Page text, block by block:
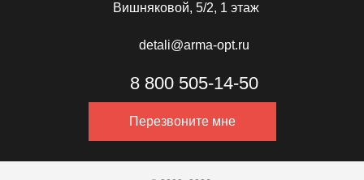
Вишняковой, 5/2, 1 этаж
detali@arma-opt.ru
8 800 505-14-50
Перезвоните мне